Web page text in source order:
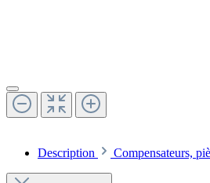
Description Compensateurs,